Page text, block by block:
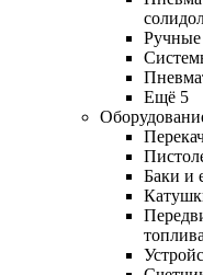
Ручные
Ещё 5
Баки и
топлива